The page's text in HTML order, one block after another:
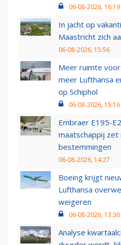
06-08-2026, 16:19
In jacht op
Maastricht zich
06-08-2026, 15:56
Meer ruimte
meer Lufthansa
op Schiphol
06-08-2026, 15:16
Embraer E195-
maatschappij zet
bestemmingen
06-08-2026, 14:27
Boeing krijgt
Lufthansa
weigeren
06-08-2026, 13:36
Analyse